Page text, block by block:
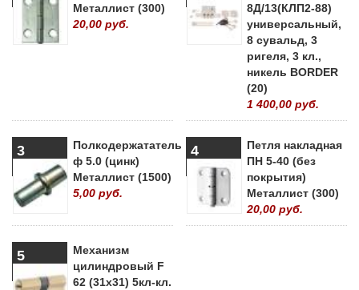
Металлист (300)
20,00 руб.
8Д/13(КЛП2-88)
универсальный,
8 сувальд, 3
ригеля, 3 кл.,
никель BORDER
(20)
1 400,00 руб.
3
Полкодержататель
ф 5.0 (цинк)
Металлист (1500)
5,00 руб.
4
Петля накладная
ПН 5-40 (без
покрытия)
Металлист (300)
20,00 руб.
5
Механизм
цилиндровый F
62 (31х31) 5кл-кл.